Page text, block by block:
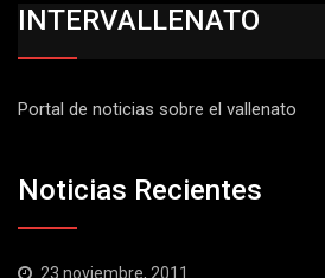
INTERVALLENATO
Portal de noticias sobre el vallenato
Noticias Recientes
23 noviembre, 2011